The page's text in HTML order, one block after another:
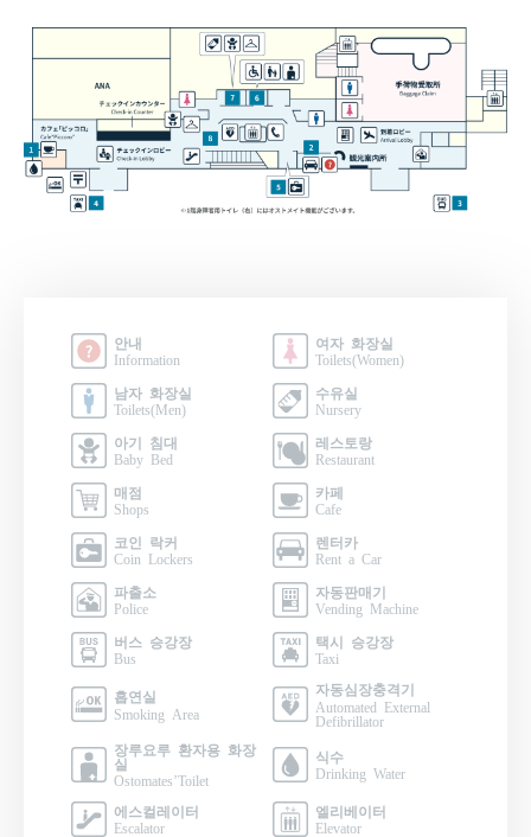
안내
Information
여자 화장실
Toilets(Women)
남자 화장실
Toilets(Men)
수유실
Nursery
아기 침대
Baby Bed
레스토랑
Restaurant
매점
Shops
카페
Cafe
코인 락커
Coin Lockers
렌터카
Rent a Car
파출소
Police
자동판매기
Vending Machine
버스 승강장
Bus
택시 승강장
Taxi
흡연실
Smoking Area
자동심장충격기
Automated External
Defibrillator
장루요루 환자용 화장
실
Ostomates’Toilet
식수
Drinking Water
에스컬레이터
Escalator
엘리베이터
Elevator